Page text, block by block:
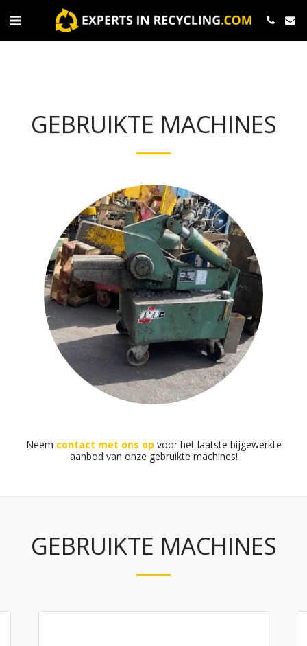
GEBRUIKTE MACHINES
Neem contact met ons op voor het laatste bijgewerkte
aanbod van onze gebruikte machines!
GEBRUIKTE MACHINES